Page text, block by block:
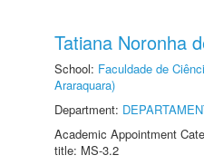
Tatiana Noronha
School: Faculdade de
Araraquara)
Department:
Academic Appointment
title: MS-3.2